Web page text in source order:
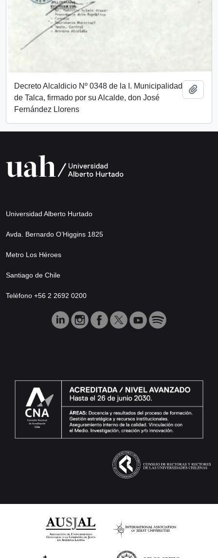
Decreto Alcaldicio Nº 0348 de la I. Municipalidad
de Talca, firmado por su Alcalde, don José
Fernández Llorens
Universidad Alberto Hurtado
Avda. Bernardo O’Higgins 1825
Metro Los Héroes
Santiago de Chile
Teléfono +56 2 2692 0200